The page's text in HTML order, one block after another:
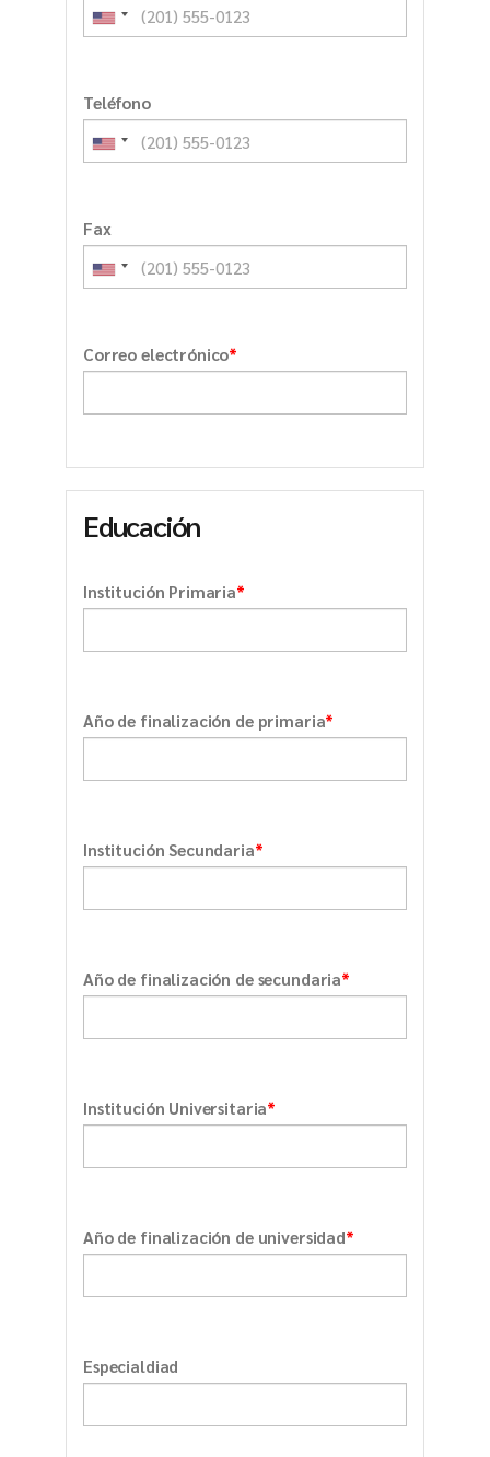
Teléfono
Fax
Correo electrónico*
Educación
Institución Primaria*
Año de finalización de primaria*
Institución Secundaria*
Año de finalización de secundaria*
Institución Universitaria*
Año de finalización de universidad*
Especialdiad